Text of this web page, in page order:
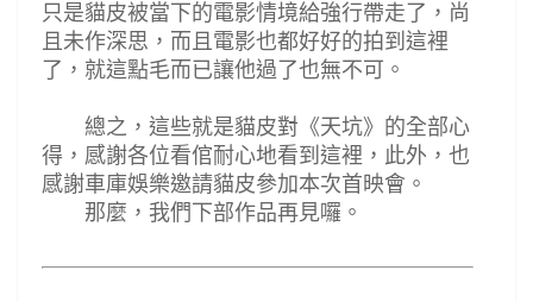
只是貓皮被當下的電影情境給強行帶走了，尚
且未作深思，而且電影也都好好的拍到這裡
了，就這點毛而已讓他過了也無不可。
總之，這些就是貓皮對 《天坑》的全部心
得，感謝各位看倌耐心地看到這裡，此外，也
感謝車庫娛樂邀請貓皮參加本次首映會。
那麼，我們下部作品再見囉。